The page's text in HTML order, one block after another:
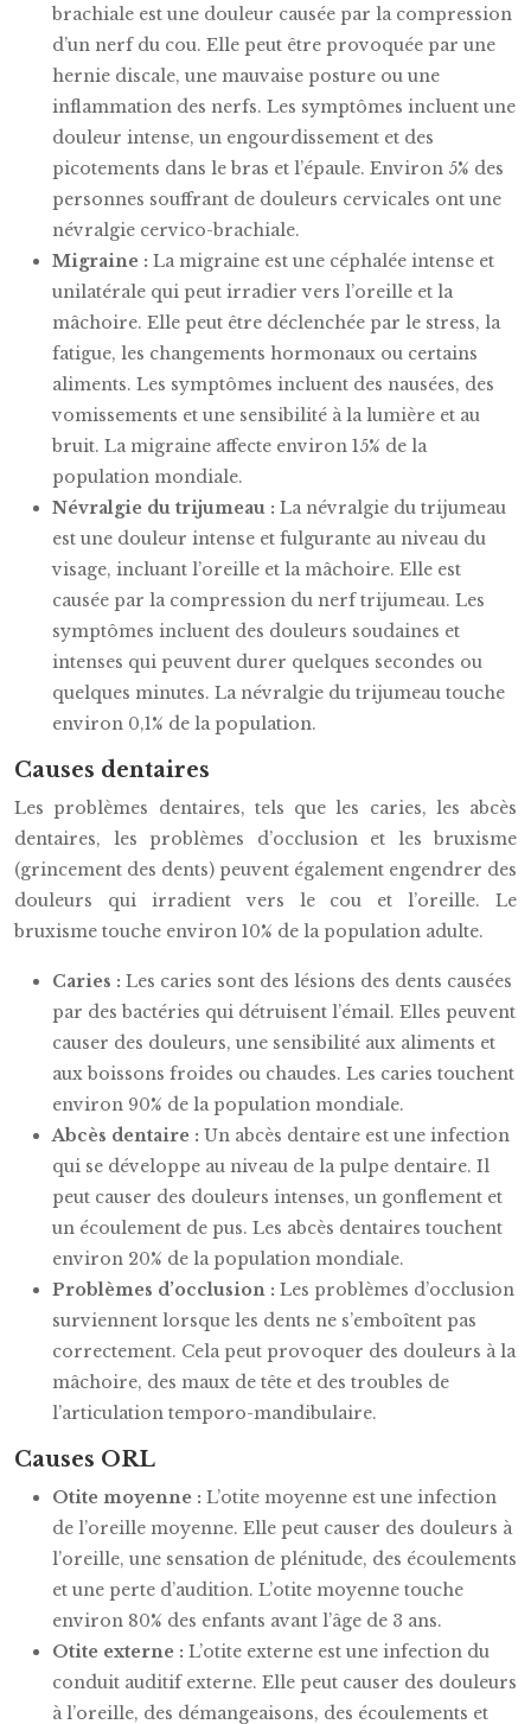
brachiale est une douleur causée par la compression
d’un nerf du cou. Elle peut être provoquée par une
hernie discale, une mauvaise posture ou une
inflammation des nerfs. Les symptômes incluent une
douleur intense, un engourdissement et des
picotements dans le bras et l’épaule. Environ 5% des
personnes souffrant de douleurs cervicales ont une
névralgie cervico-brachiale.
Migraine : La migraine est une céphalée intense et
unilatérale qui peut irradier vers l’oreille et la
mâchoire. Elle peut être déclenchée par le stress, la
fatigue, les changements hormonaux ou certains
aliments. Les symptômes incluent des nausées, des
vomissements et une sensibilité à la lumière et au
bruit. La migraine affecte environ 15% de la
population mondiale.
Névralgie du trijumeau : La névralgie du trijumeau
est une douleur intense et fulgurante au niveau du
visage, incluant l’oreille et la mâchoire. Elle est
causée par la compression du nerf trijumeau. Les
symptômes incluent des douleurs soudaines et
intenses qui peuvent durer quelques secondes ou
quelques minutes. La névralgie du trijumeau touche
environ 0,1% de la population.
Causes dentaires
Les problèmes dentaires, tels que les caries, les abcès
dentaires, les problèmes d’occlusion et les bruxisme
(grincement des dents) peuvent également engendrer des
douleurs qui irradient vers le cou et l’oreille. Le
bruxisme touche environ 10% de la population adulte.
Caries : Les caries sont des lésions des dents causées
par des bactéries qui détruisent l’émail. Elles peuvent
causer des douleurs, une sensibilité aux aliments et
aux boissons froides ou chaudes. Les caries touchent
environ 90% de la population mondiale.
Abcès dentaire : Un abcès dentaire est une infection
qui se développe au niveau de la pulpe dentaire. Il
peut causer des douleurs intenses, un gonflement et
un écoulement de pus. Les abcès dentaires touchent
environ 20% de la population mondiale.
Problèmes d’occlusion : Les problèmes d’occlusion
surviennent lorsque les dents ne s’emboîtent pas
correctement. Cela peut provoquer des douleurs à la
mâchoire, des maux de tête et des troubles de
l’articulation temporo-mandibulaire.
Causes ORL
Otite moyenne : L’otite moyenne est une infection
de l’oreille moyenne. Elle peut causer des douleurs à
l’oreille, une sensation de plénitude, des écoulements
et une perte d’audition. L’otite moyenne touche
environ 80% des enfants avant l’âge de 3 ans.
Otite externe : L’otite externe est une infection du
conduit auditif externe. Elle peut causer des douleurs
à l’oreille, des démangeaisons, des écoulements et